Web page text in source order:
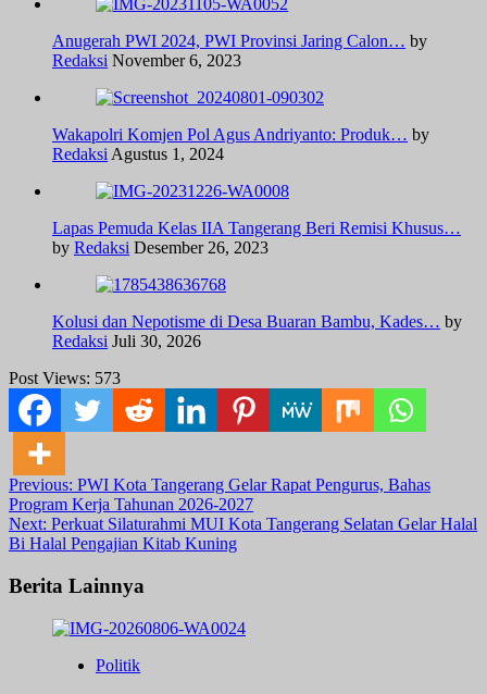
Anugerah PWI 2024, PWI Provinsi Jaring Calon… by
Redaksi November 6, 2023
Wakapolri Komjen Pol Agus Andriyanto: Produk… by
Redaksi Agustus 1, 2024
Lapas Pemuda Kelas IIA Tangerang Beri Remisi Khusus…
by Redaksi Desember 26, 2023
Kolusi dan Nepotisme di Desa Buaran Bambu, Kades… by
Redaksi Juli 30, 2026
Post Views: 573
Post
navigation
Previous: PWI Kota Tangerang Gelar Rapat Pengurus, Bahas
Program Kerja Tahunan 2026-2027
Next: Perkuat Silaturahmi MUI Kota Tangerang Selatan Gelar Halal
Bi Halal Pengajian Kitab Kuning
Berita Lainnya
Politik